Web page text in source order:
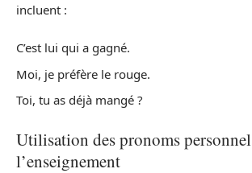
incluent :
C’est lui qui a gagné.
Moi, je préfère le rouge.
Toi, tu as déjà mangé ?
Utilisation des pronoms
l’enseignement